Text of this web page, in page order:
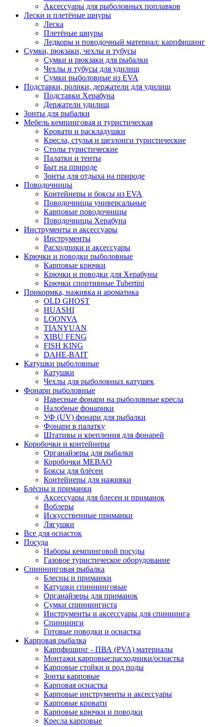
Аксессуары для рыболовных поплавков
Лески и плетёные шнуры
Леска
Плетёные шнуры
Ледкоры и поводочный материал: карпфишинг
Сумки, рюкзаки, чехлы и тубусы
Сумки и рюкзаки для рыбалки
Чехлы и тубусы для удилищ
Сумки рыболовные из EVA
Подставки, ролики, держатели для удилищ
Подставки Херабуна
Держатели удилищ
Зонты для рыбалки
Мебель кемпинговая и туристическая
Кровати и раскладушки
Кресла, стулья и шезлонги туристические
Столы туристические
Палатки и тенты
Быт на природе
Зонты для отдыха на природе
Поводочницы
Контейнеры и боксы из EVA
Поводочницы универсальные
Карповые поводочницы
Поводочницы Херабуна
Инструменты и аксессуары
Инструменты
Расходники и аксессуары
Крючки и поводки рыболовные
Карповые крючки
Крючки и поводки для Херабуны
Крючки спортивные Tubertini
Прикормка, наживка и ароматика
OLD GHOST
HUASHI
LOONVA
TIANYUAN
XIBU FENG
FISH KING
DAHE-BAIT
Катушки рыболовные
Катушки
Чехлы для рыболовных катушек
Фонари рыболовные
Навесные фонари на рыболовные кресла
Налобные фонарики
УФ (UV) фонари для рыбалки
Фонари в палатку
Штативы и крепления для фонарей
Коробочки и контейнеры
Органайзеры для рыбалки
Коробочки MEBAO
Боксы для блёсен
Контейнеры для наживки
Блёсны и приманки
Аксессуары для блесен и приманок
Воблеры
Искусственные приманки
Лягушки
Все для оснасток
Посуда
Наборы кемпинговой посуды
Газовое туристическое оборудование
Спиннинговая рыбалка
Блесны и приманки
Катушки спиннинговые
Органайзеры для приманок
Сумки спиннингиста
Инструменты и аксессуары для спиннинга
Спиннинги
Готовые поводки и оснастка
Карповая рыбалка
Карпфишинг - ПВА (PVA) материалы
Монтажи карповые:расходники/оснастка
Карповые стойки и род поды
Зонты карповые
Карповая оснастка
Карповые инструменты и аксессуары
Карповые кровати
Карповые крючки и поводки
Кресла карповые